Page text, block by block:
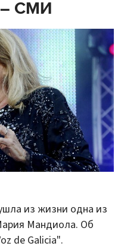
– СМИ
из жизни одна из
Мандиола. Об
de Galicia".